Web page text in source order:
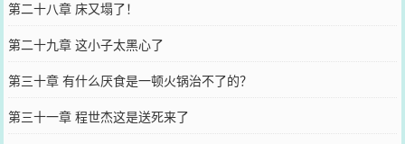
第二十八章 床又塌了！
第二十九章 这小子太黑心了
第三十章 有什么厌食是一顿火锅治不了的？
第三十一章 程世杰这是送死来了